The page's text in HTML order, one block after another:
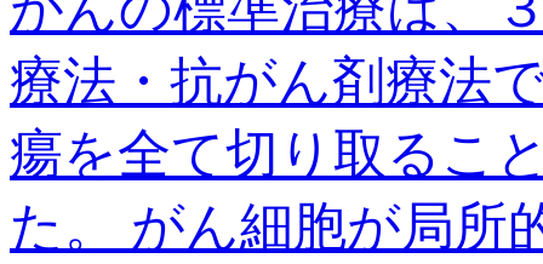
療法・抗がん剤療法
瘍を全て切り取るこ
た。 がん細胞が局所